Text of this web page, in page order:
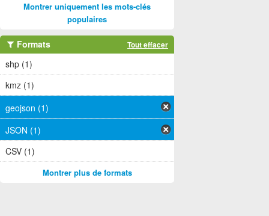
Montrer uniquement les mots-clés
populaires
Formats Tout effacer
shp (1)
kmz (1)
geojson (1)
JSON (1)
CSV (1)
Montrer plus de formats